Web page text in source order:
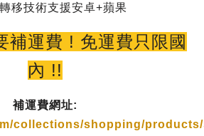
移技術支援安卓+蘋果
補運費 ! 免運費只限國
內 !!
補運費網址:
collections/shopping/